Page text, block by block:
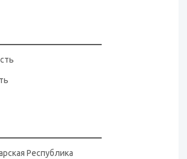
Республика